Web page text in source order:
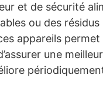
et de sécurité
ou des
appareils
une